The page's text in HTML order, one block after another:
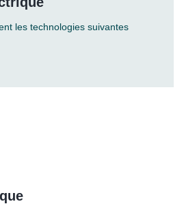
les technologies suivantes